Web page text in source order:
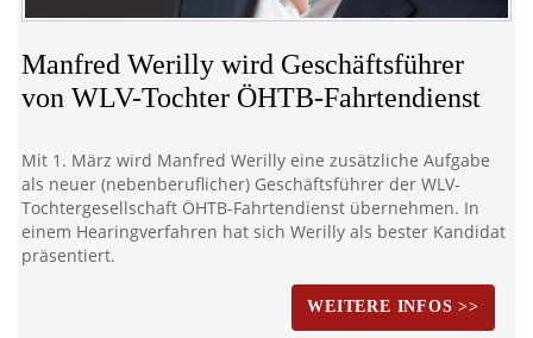
Manfred Werilly wird Geschäftsführer
von WLV-Tochter ÖHTB-Fahrtendienst
Mit 1. März wird Manfred Werilly eine zusätzliche Aufgabe
als neuer (nebenberuflicher) Geschäftsführer der WLV-
Tochtergesellschaft ÖHTB-Fahrtendienst übernehmen. In
einem Hearingverfahren hat sich Werilly als bester Kandidat
präsentiert.
WEITERE INFOS >>